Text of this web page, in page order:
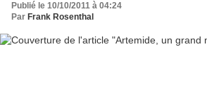
Publié le 10/10/2011 à 04:24
Par Frank Rosenthal